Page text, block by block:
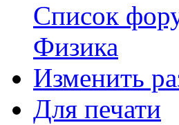
Список
Физика
Изменить
Для печати